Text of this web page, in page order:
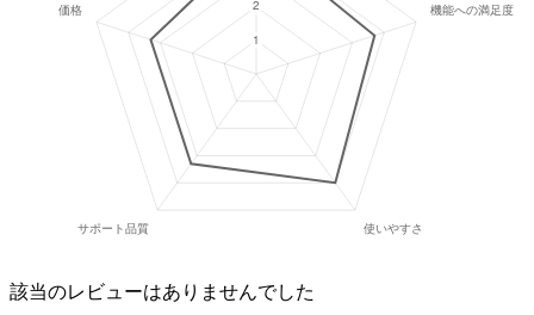
該当のレビューはありませんでした